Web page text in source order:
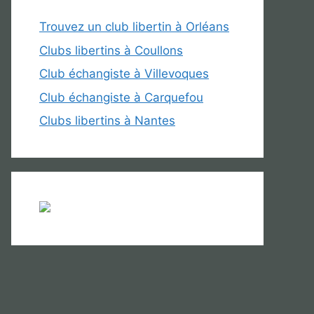
Trouvez un club libertin à Orléans
Clubs libertins à Coullons
Club échangiste à Villevoques
Club échangiste à Carquefou
Clubs libertins à Nantes